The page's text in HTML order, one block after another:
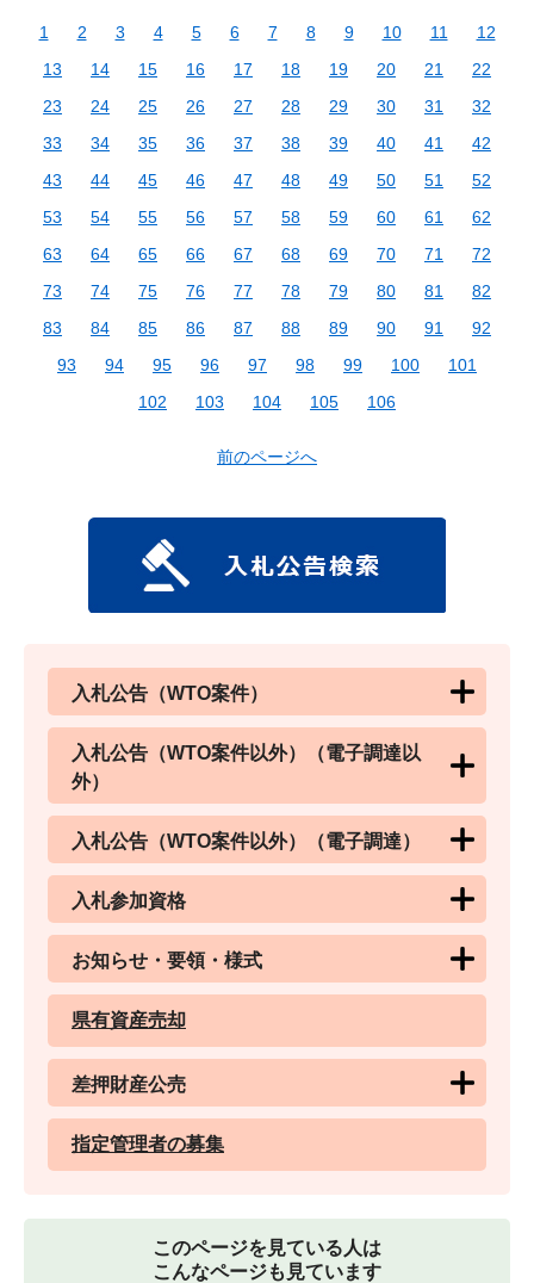
1 2 3 4 5 6 7 8 9 10 11
12
13
14 15 16 17 18 19 20 21
22
23
24 25 26 27 28 29 30 31
32
33
34 35 36 37 38 39 40 41
42
43
44 45 46 47 48 49 50 51
52
53
54 55 56 57 58 59 60 61
62
63
64 65 66 67 68 69 70 71
72
73
74 75 76 77 78 79 80 81
82
83
84 85 86 87 88 89 90 91
92
93
94 95 96 97 98 99 100
101
102
103 104 105 106
前のページへ
入札公告（WTO案件）
入札公告（WTO案件以外）（電子調達以
外）
入札公告（WTO案件以外）（電子調達）
入札参加資格
お知らせ・要領・様式
県有資産売却
差押財産公売
指定管理者の募集
このページを見ている人は
こんなページも見ています